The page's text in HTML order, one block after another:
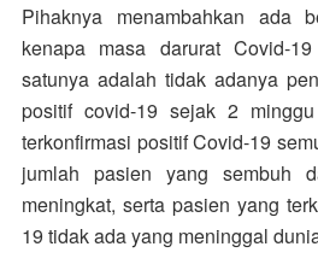
Pihaknya menambahkan ada
kenapa masa darurat Covid-
satunya adalah tidak adanya
positif covid-19 sejak 2
terkonfirmasi positif Covid-19
jumlah pasien yang sembuh
meningkat, serta pasien yang
19 tidak ada yang meninggal